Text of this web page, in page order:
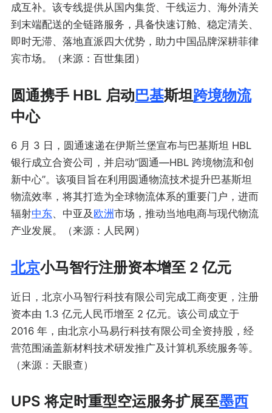
成互补。该专线提供从国内集货、干线运力、海外清关
到末端配送的全链路服务，具备快速订舱、稳定清关、
即时无滞、落地直派四大优势，助力中国品牌深耕菲律
宾市场。（来源：百世集团）
圆通携手 HBL 启动巴基斯坦跨境物流
中心
6 月 3 日，圆通速递在伊斯兰堡宣布与巴基斯坦 HBL
银行成立合资公司，并启动“圆通—HBL 跨境物流和创
新中心”。该项目旨在利用圆通物流技术提升巴基斯坦
物流效率，将其打造为全球物流体系的重要门户，进而
辐射中东、中亚及 欧洲市场，推动当地电商与现代物流
产业发展。（来源：人民网）
北京小马智行注册资本增至 2 亿元
近日，北京小马智行科技有限公司完成工商变更，注册
资本由 1.3 亿元人民币增至 2 亿元。该公司成立于
2016 年，由北京小马易行科技有限公司全资持股，经
营范围涵盖新材料技术研发推广及计算机系统服务等。
（来源：天眼查）
UPS 将定时重型空运服务扩展至墨西